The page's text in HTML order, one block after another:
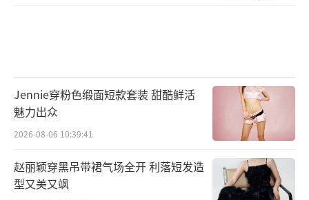
Jennie穿粉色缎面短款套装 甜酷鲜活
魅力出众
2026-08-06 10:39:41
赵丽颖穿黑吊带裙气场全开 利落短发造
型又美又飒